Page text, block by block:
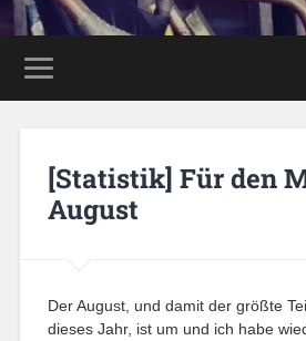
[Statistik] Für den
August
Der August, und damit der größte
dieses Jahr, ist um und ich habe